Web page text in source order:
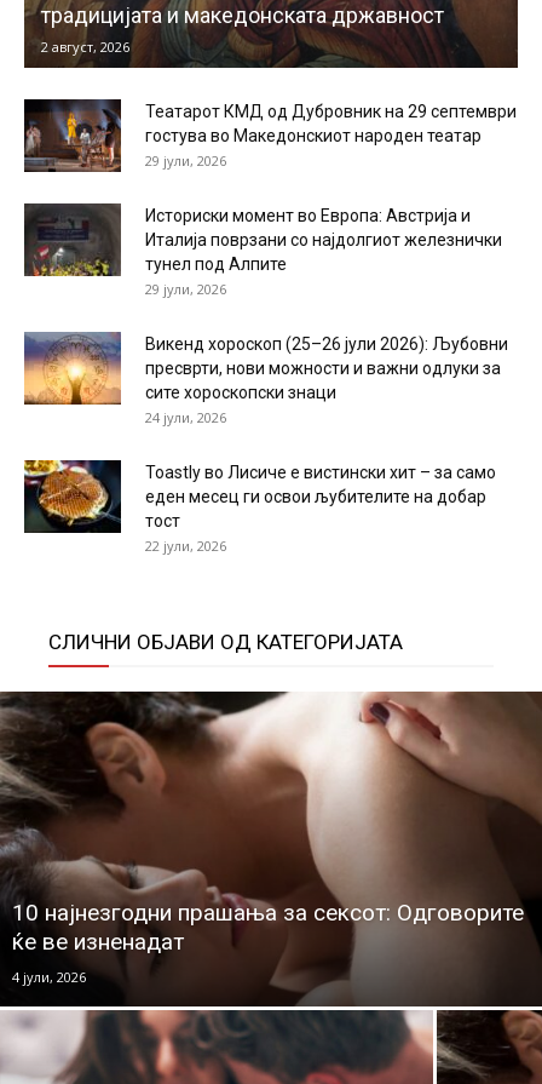
традицијата и македонската државност
2 август, 2026
Театарот КМД од Дубровник на 29 септември
гостува во Македонскиот народен театар
29 јули, 2026
Историски момент во Европа: Австрија и
Италија поврзани со најдолгиот железнички
тунел под Алпите
29 јули, 2026
Викенд хороскоп (25–26 јули 2026): Љубовни
пресврти, нови можности и важни одлуки за
сите хороскопски знаци
24 јули, 2026
Toastly во Лисиче е вистински хит – за само
еден месец ги освои љубителите на добар
тост
22 јули, 2026
СЛИЧНИ ОБЈАВИ ОД КАТЕГОРИЈАТА
10 најнезгодни прашања за сексот: Одговорите
ќе ве изненадат
4 јули, 2026